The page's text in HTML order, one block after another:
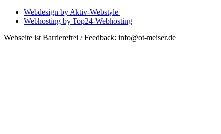
Webdesign by Aktiv-Webstyle |
Webhosting by Top24-Webhosting
Webseite ist Barrierefrei / Feedback: info@ot-meiser.de